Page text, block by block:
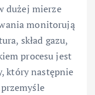
dużej mierze
monitorują
skład gazu,
procesu jest
który następnie